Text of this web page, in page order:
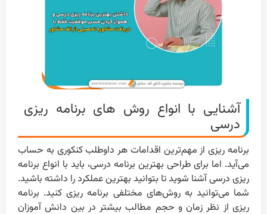
آشنایی با انواع روش های برنامه ریزی
درسی
برنامه ریزی از مهم‌ترین اقدامات هر داوطلب کنکوری به حساب
می‌آید. اما برای طراحی بهترین برنامه درسی، باید با انواع برنامه
ریزی درسی آشنا شوید تا بتوانید بهترین عملکرد را داشته باشید.
شما می‌توانید به روش‌های مختلفی برنامه ریزی کنید. برنامه
ریزی از نظر زمان و حجم مطالب بیشتر در بین دانش آموزان